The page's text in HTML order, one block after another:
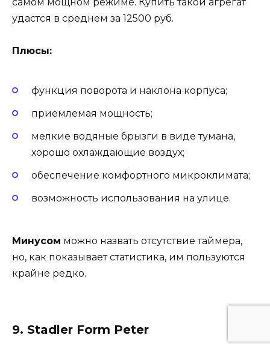
удастся в среднем за 12500 руб.
Плюсы:
функция поворота и наклона корпуса;
приемлемая мощность;
мелкие водяные брызги в виде тумана,
хорошо охлаждающие воздух;
обеспечение комфортного микроклимата;
возможность использования на улице.
Минусом можно назвать отсутствие таймера,
но, как показывает статистика, им пользуются
крайне редко.
9. Stadler Form Peter